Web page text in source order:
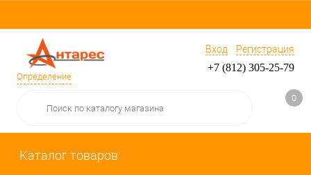
Определение
Вход Регистрация
+7 (812) 305-25-79
0
Каталог товаров